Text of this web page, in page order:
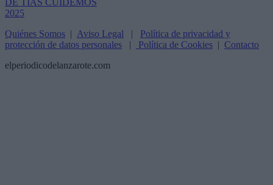
Quiénes Somos | Aviso Legal | Política de privacidad y
protección de datos personales | Política de Cookies | Contacto
elperiodicodelanzarote.com